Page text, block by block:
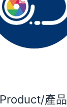
Product/產品